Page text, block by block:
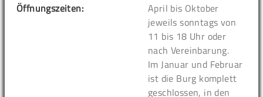
Öffnungszeiten:
April bis Oktober
jeweils sonntags von
11 bis 18 Uhr oder
nach Vereinbarung.
Im Januar und Februar
ist die Burg komplett
geschlossen, in den